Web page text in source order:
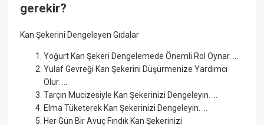
gerekir?
Kan Şekerini Dengeleyen Gıdalar
Yoğurt Kan Şekeri Dengelemede Önemli Rol Oynar. ...
Yulaf Gevreği Kan Şekerini Düşürmenize Yardımcı
Olur. ...
Tarçın Mucizesiyle Kan Şekerinizi Dengeleyin. ...
Elma Tüketerek Kan Şekerinizi Dengeleyin. ...
Her Gün Bir Avuç Fındık Kan Şekerinizi